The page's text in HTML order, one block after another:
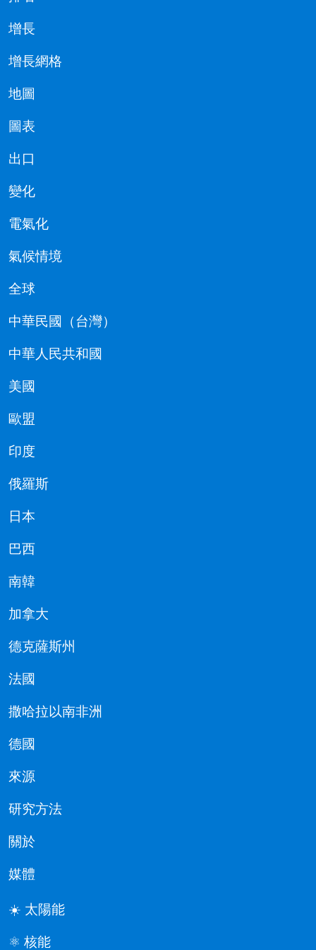
增長
增長網格
地圖
圖表
出口
變化
電氣化
氣候情境
全球
中華民國（台灣）
中華人民共和國
美國
歐盟
印度
俄羅斯
日本
巴西
南韓
加拿大
德克薩斯州
法國
撒哈拉以南非洲
德國
來源
研究方法
關於
媒體
☀️ 太陽能
⚛️ 核能